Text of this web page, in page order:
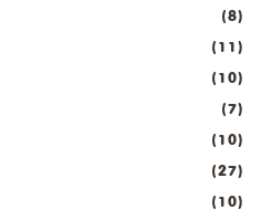
(8)
(11)
(10)
(7)
(10)
(27)
(10)